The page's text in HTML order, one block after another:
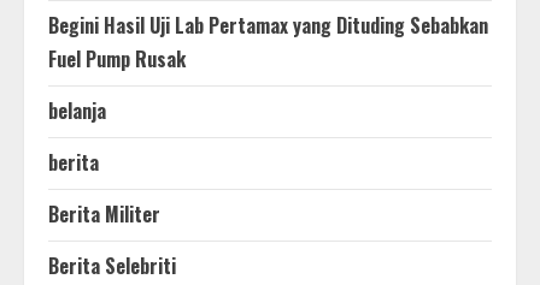
Begini Hasil Uji Lab Pertamax yang Dituding Sebabkan
Fuel Pump Rusak
belanja
berita
Berita Militer
Berita Selebriti